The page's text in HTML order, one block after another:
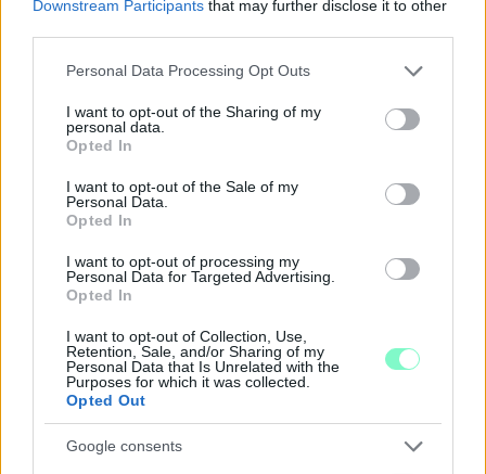
Downstream Participants that may further disclose it to other
Please note that this website/app uses one or more Google
not limited to your visit or usage behaviour. You may click to
grant or deny consent to Google and its third-party tags to
use your data for below specified purposes in below Google
consent section.
Personal Data Processing Opt Outs
I want to opt-out of the Sharing of my
personal data.
Opted In
I want to opt-out of the Sale of my
Personal Data.
Opted In
I want to opt-out of processing my
Personal Data for Targeted Advertising.
Opted In
I want to opt-out of Collection, Use,
Retention, Sale, and/or Sharing of my
Personal Data that Is Unrelated with the
Purposes for which it was collected.
Opted Out
Google consents
ÖRÖMHÍR: TÍZ ÉVE NEM VOLT ILYEN ALACSONY AZ
összevetésben a fogyasztói árak, miközben az élelmiszerek ára
már csökkent.
Szólj hozzá!